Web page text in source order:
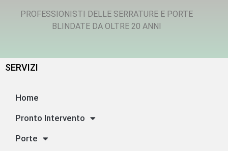
PROFESSIONISTI DELLE SERRATURE E PORTE
BLINDATE DA OLTRE 20 ANNI
SERVIZI
Home
Pronto Intervento
Porte